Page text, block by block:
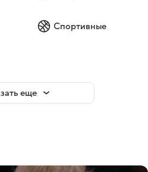
Спортивные
еще